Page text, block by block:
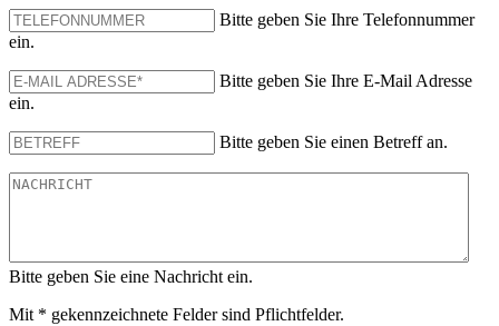
Bitte geben Sie Ihre Telefonnummer
ein.
Bitte geben Sie Ihre E-Mail Adresse
ein.
Bitte geben Sie einen Betreff an.
Bitte geben Sie eine Nachricht ein.
Mit * gekennzeichnete Felder sind Pflichtfelder.